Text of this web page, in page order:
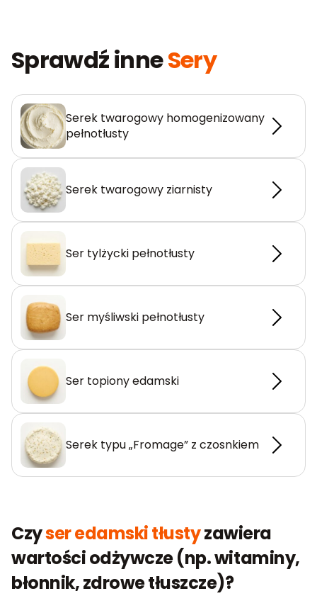
Sprawdź inneSery
Serek twarogowy homogenizowany
pełnotłusty
Serek twarogowy ziarnisty
Ser tylżycki pełnotłusty
Ser myśliwski pełnotłusty
Ser topiony edamski
Serek typu „Fromage” z czosnkiem
Czyser edamski tłustyzawiera
wartości odżywcze (np. witaminy,
błonnik, zdrowe tłuszcze)?